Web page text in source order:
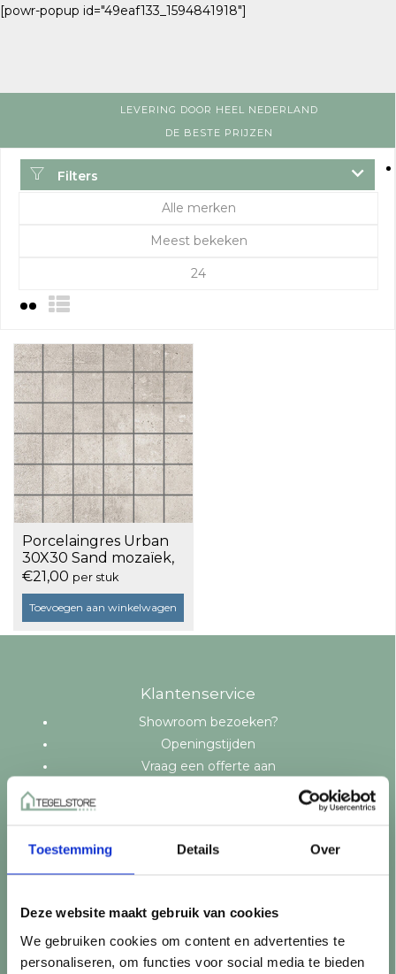
Toestemming Details Over
Deze website maakt gebruik van cookies
We gebruiken cookies om content en advertenties te
personaliseren, om functies voor social media te bieden
[powr-popup id="49eaf133_1594841918"]
LEVERING DOOR HEEL NEDERLAND
DE BESTE PRIJZEN
Filters
Alle merken
Meest bekeken
24
Porcelaingres Urban
30X30 Sand mozaïek,
afname per 11 stuks
€21,00 per stuk
Toevoegen aan winkelwagen
Klantenservice
Showroom bezoeken?
Openingstijden
Vraag een offerte aan
Controle vóór verwerking
Garantie & klachten
Mix & Match
Klantenservice